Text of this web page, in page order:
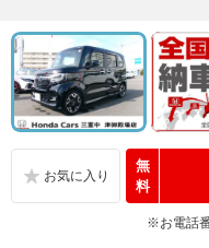
無
料
※お電話